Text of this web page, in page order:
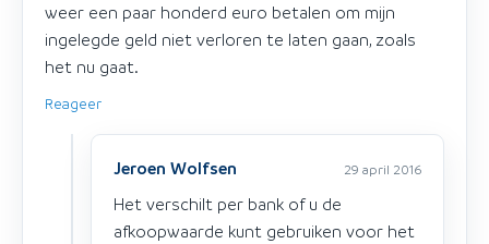
weer een paar honderd euro betalen om mijn
ingelegde geld niet verloren te laten gaan, zoals
het nu gaat.
Reageer
Jeroen Wolfsen 29 april 2016
Het verschilt per bank of u de
afkoopwaarde kunt gebruiken voor het